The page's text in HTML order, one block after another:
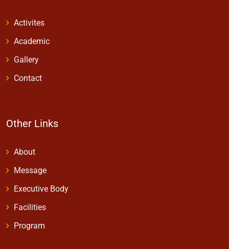
द्वारा शिशु प्रवेश से लेकर उच्चतर ...
Featured Links
Academic
Contact
Other Links
About